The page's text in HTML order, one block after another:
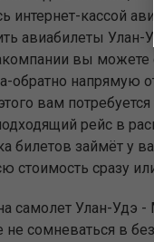
интернет-кассой
авиабилеты Улан-
вы можете
обратно напрямую
вам
рейс в
билетов займёт у
стоимость сразу
самолет Улан-Удэ -
сомневаться в